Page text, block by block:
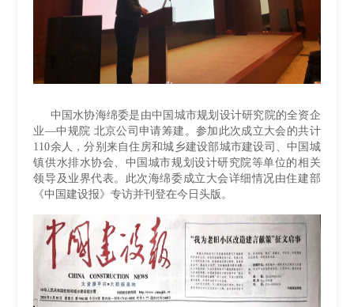
中国水协海绵委是由中国城市规划设计研究院的全资企
业—中规院 北京公司申请筹建。参加此次成立大会的共计
110余人，分别来自住房和城乡建设部城市建设司、中国城
镇供水排水协会、中国城市规划设计研究院等单位的相关
领导及业界代表。此次海绵委成立大会详细情况由住建部
《中国建设报》专访并刊登在今日头版。